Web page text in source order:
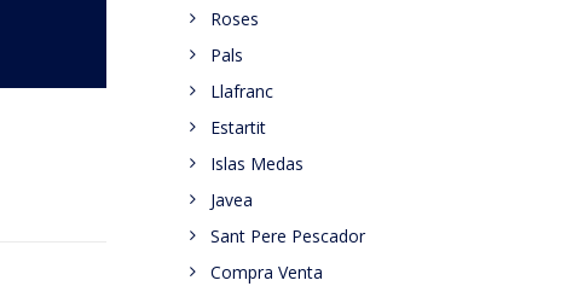
Roses
Pals
Llafranc
Estartit
Islas Medas
Javea
Sant Pere Pescador
Compra Venta